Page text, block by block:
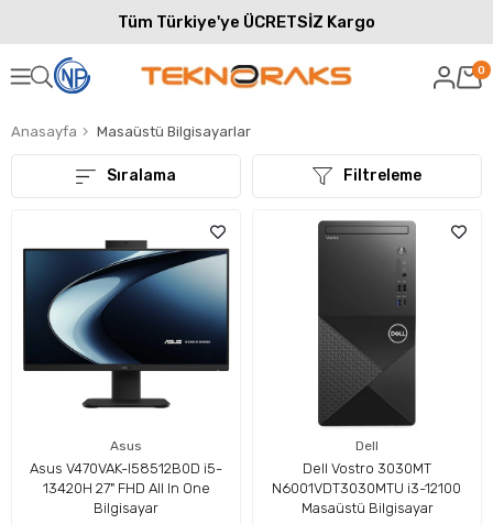
Tüm Türkiye'ye ÜCRETSİZ Kargo
0
Anasayfa Masaüstü Bilgisayarlar
Filtreleme
Sıralama
Asus
Asus V470VAK-I58512B0D i5-
13420H 27" FHD All In One
Bilgisayar
Dell
Dell Vostro 3030MT
N6001VDT3030MTU i3-12100
Masaüstü Bilgisayar